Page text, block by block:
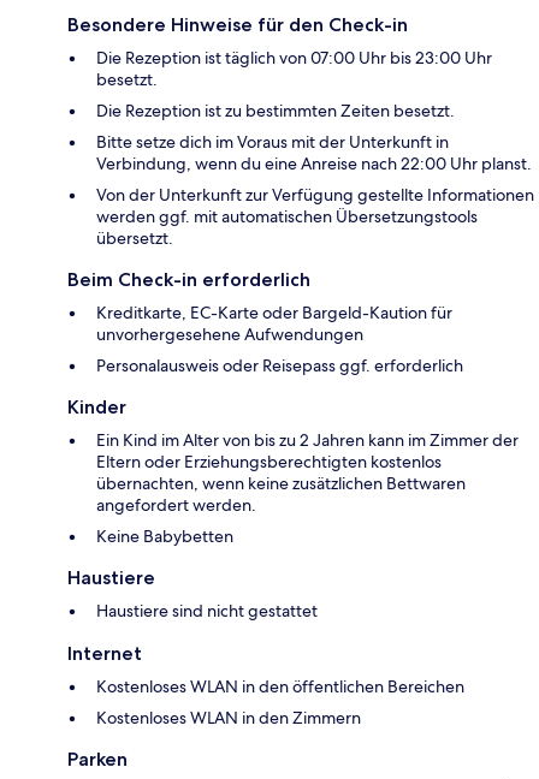
Besondere Hinweise für den Check-in
Die Rezeption ist täglich von 07:00 Uhr bis 23:00 Uhr
besetzt.
Die Rezeption ist zu bestimmten Zeiten besetzt.
Bitte setze dich im Voraus mit der Unterkunft in
Verbindung, wenn du eine Anreise nach 22:00 Uhr planst.
Von der Unterkunft zur Verfügung gestellte Informationen
werden ggf. mit automatischen Übersetzungstools
übersetzt.
Beim Check-in erforderlich
Kreditkarte, EC-Karte oder Bargeld-Kaution für
unvorhergesehene Aufwendungen
Personalausweis oder Reisepass ggf. erforderlich
Kinder
Ein Kind im Alter von bis zu 2 Jahren kann im Zimmer der
Eltern oder Erziehungsberechtigten kostenlos
übernachten, wenn keine zusätzlichen Bettwaren
angefordert werden.
Keine Babybetten
Haustiere
Haustiere sind nicht gestattet
Internet
Kostenloses WLAN in den öffentlichen Bereichen
Kostenloses WLAN in den Zimmern
Parken